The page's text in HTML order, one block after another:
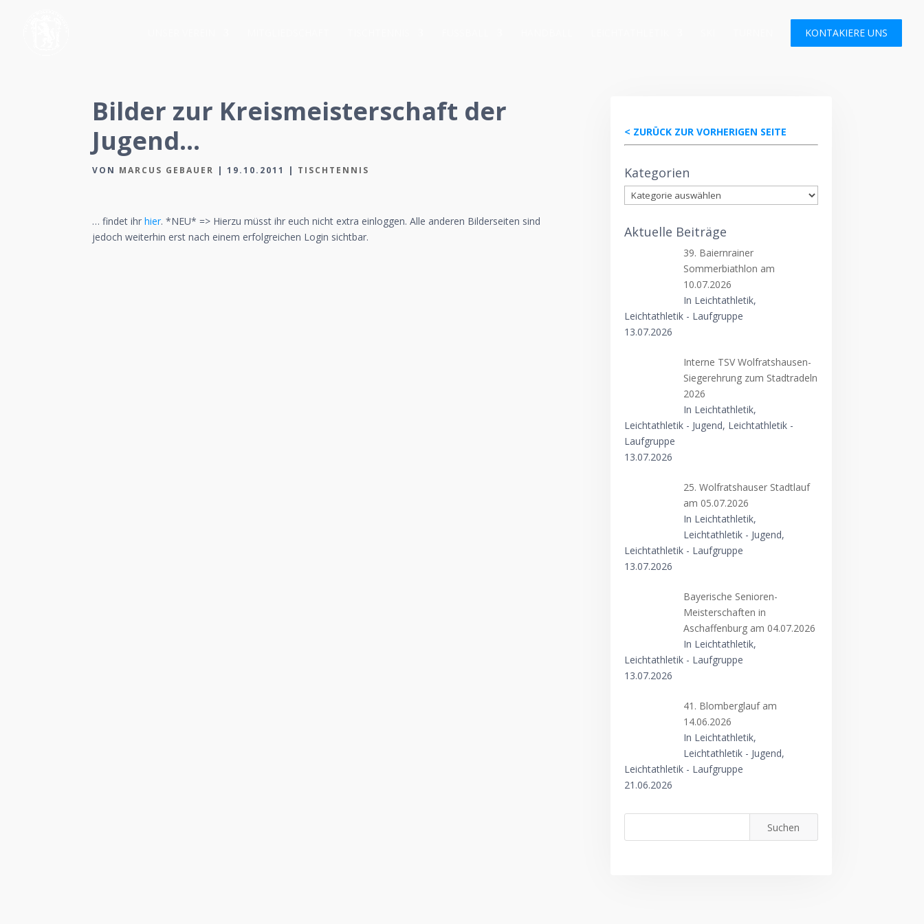
KONTAKIERE UNS
Bilder zur Kreismeisterschaft der
Jugend…
VON MARCUS GEBAUER |19.10.2011 | TISCHTENNIS
… findet ihrhier. *NEU* => Hierzu müsst ihr euch nicht extra einloggen. Alle anderen Bilderseiten sind
jedoch weiterhin erst nach einem erfolgreichen Login sichtbar.
< ZURÜCK ZUR VORHERIGEN SEITE
Kategorien
Kategorien
Aktuelle Beiträge
39. Baiernrainer
Sommerbiathlon am
10.07.2026
In Leichtathletik,
Leichtathletik - Laufgruppe
13.07.2026
Interne TSV Wolfratshausen-
Siegerehrung zum Stadtradeln
2026
In Leichtathletik,
Leichtathletik - Jugend, Leichtathletik -
Laufgruppe
13.07.2026
25. Wolfratshauser Stadtlauf
am 05.07.2026
In Leichtathletik,
Leichtathletik - Jugend,
Leichtathletik - Laufgruppe
13.07.2026
Bayerische Senioren-
Meisterschaften in
Aschaffenburg am 04.07.2026
In Leichtathletik,
Leichtathletik - Laufgruppe
13.07.2026
41. Blomberglauf am
14.06.2026
In Leichtathletik,
Leichtathletik - Jugend,
Leichtathletik - Laufgruppe
21.06.2026